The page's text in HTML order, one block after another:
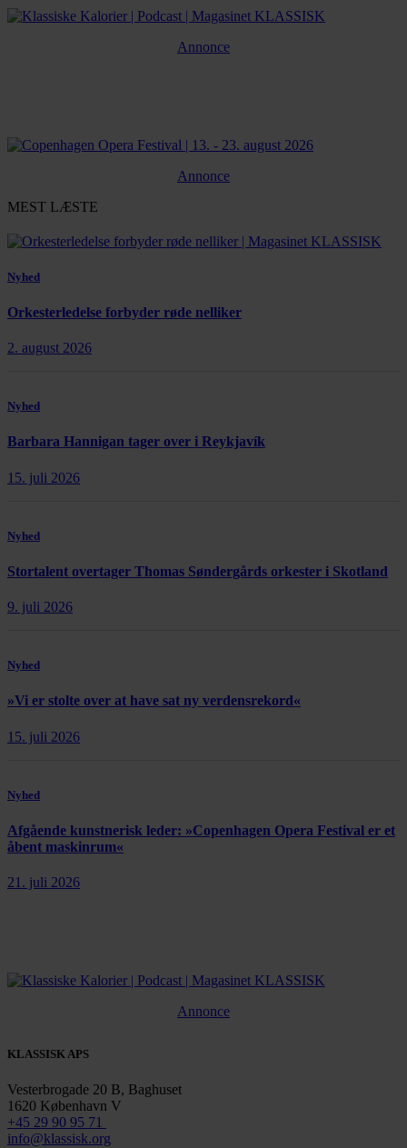
Annonce
Annonce
MEST LÆSTE
Nyhed
Orkesterledelse forbyder røde nelliker
2. august 2026
Nyhed
Barbara Hannigan tager over i Reykjavík
15. juli 2026
Nyhed
Stortalent overtager Thomas Søndergårds orkester i Skotland
9. juli 2026
Nyhed
»Vi er stolte over at have sat ny verdensrekord«
15. juli 2026
Nyhed
Afgående kunstnerisk leder: »Copenhagen Opera Festival er et
åbent maskinrum«
21. juli 2026
Annonce
KLASSISK APS
Vesterbrogade 20 B, Baghuset
1620 København V
+45 29 90 95 71
info@klassisk.org